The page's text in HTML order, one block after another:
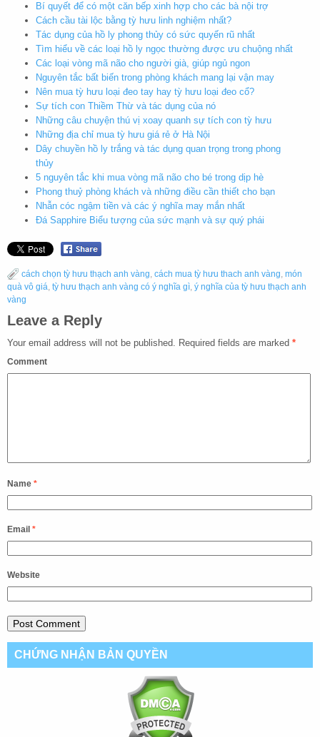
Bí quyết để có một căn bếp xinh hợp cho các bà nội trợ
Cách cầu tài lộc bằng tỳ hưu linh nghiệm nhất?
Tác dụng của hồ ly phong thủy có sức quyến rũ nhất
Tìm hiểu về các loại hồ ly ngọc thường được ưu chuộng nhất
Các loại vòng mã não cho người già, giúp ngủ ngon
Nguyên tắc bất biến trong phòng khách mang lại vận may
Nên mua tỳ hưu loại đeo tay hay tỳ hưu loại đeo cổ?
Sự tích con Thiềm Thừ và tác dụng của nó
Những câu chuyện thú vị xoay quanh sự tích con tỳ hưu
Những địa chỉ mua tỳ hưu giá rẻ ở Hà Nội
Dây chuyền hồ ly trắng và tác dụng quan trọng trong phong
thủy
5 nguyên tắc khi mua vòng mã não cho bé trong dịp hè
Phong thuỷ phòng khách và những điều cần thiết cho bạn
Nhẫn cóc ngậm tiền và các ý nghĩa may mắn nhất
Đá Sapphire Biểu tượng của sức mạnh và sự quý phái
cách chọn tỳ hưu thạch anh vàng, cách mua tỳ hưu thach anh vàng, món
quà vô giá, tỳ hưu thạch anh vàng có ý nghĩa gì, ý nghĩa của tỳ hưu thạch anh
vàng
Leave a Reply
Your email address will not be published. Required fields are marked *
Comment
Name *
Email *
Website
CHỨNG NHẬN BẢN QUYỀN